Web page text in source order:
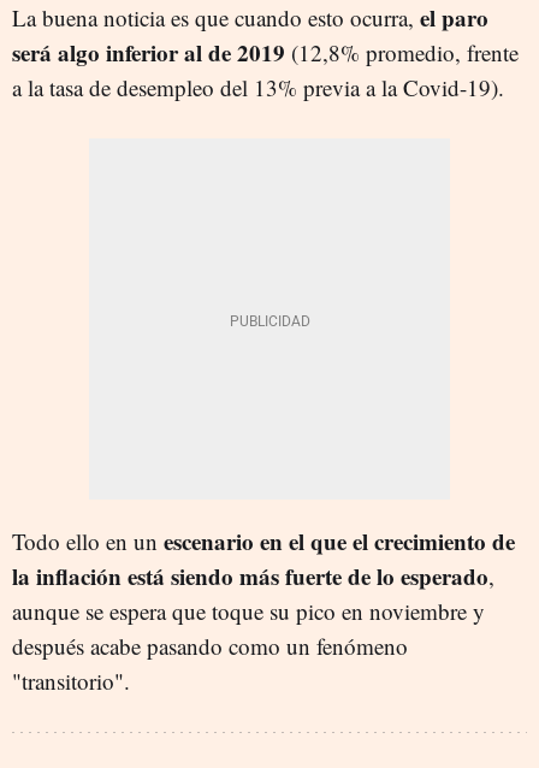
La buena noticia es que cuando esto ocurra, el paro
será algo inferior al de 2019 (12,8% promedio, frente
a la tasa de desempleo del 13% previa a la Covid-19).
Todo ello en un escenario en el que el crecimiento de
la inflación está siendo más fuerte de lo esperado,
aunque se espera que toque su pico en noviembre y
después acabe pasando como un fenómeno
"transitorio".